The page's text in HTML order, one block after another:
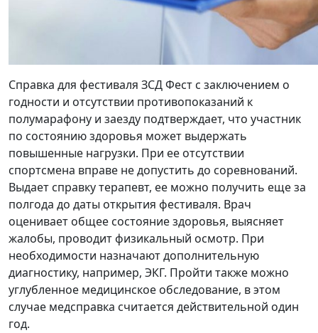
Справка для фестиваля ЗСД Фест с заключением о
годности и отсутствии противопоказаний к
полумарафону и заезду подтверждает, что участник
по состоянию здоровья может выдержать
повышенные нагрузки. При ее отсутствии
спортсмена вправе не допустить до соревнований.
Выдает справку терапевт, ее можно получить еще за
полгода до даты открытия фестиваля. Врач
оценивает общее состояние здоровья, выясняет
жалобы, проводит физикальный осмотр. При
необходимости назначают дополнительную
диагностику, например, ЭКГ. Пройти также можно
углубленное медицинское обследование, в этом
случае медсправка считается действительной один
год.